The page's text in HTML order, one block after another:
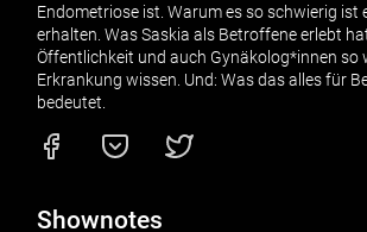
Endometriose ist. Warum es so schwierig ist
erhalten. Was Saskia als Betroffene erlebt
Öffentlichkeit und auch Gynäkolog*innen so
Erkrankung wissen. Und: Was das alles für
bedeutet.
Shownotes